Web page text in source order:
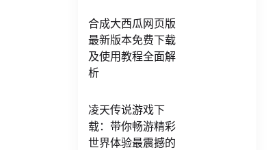
合成大西瓜网页版
最新版本免费下载
及使用教程全面解
析
凌天传说游戏下
载：带你畅游精彩
世界体验最震撼的